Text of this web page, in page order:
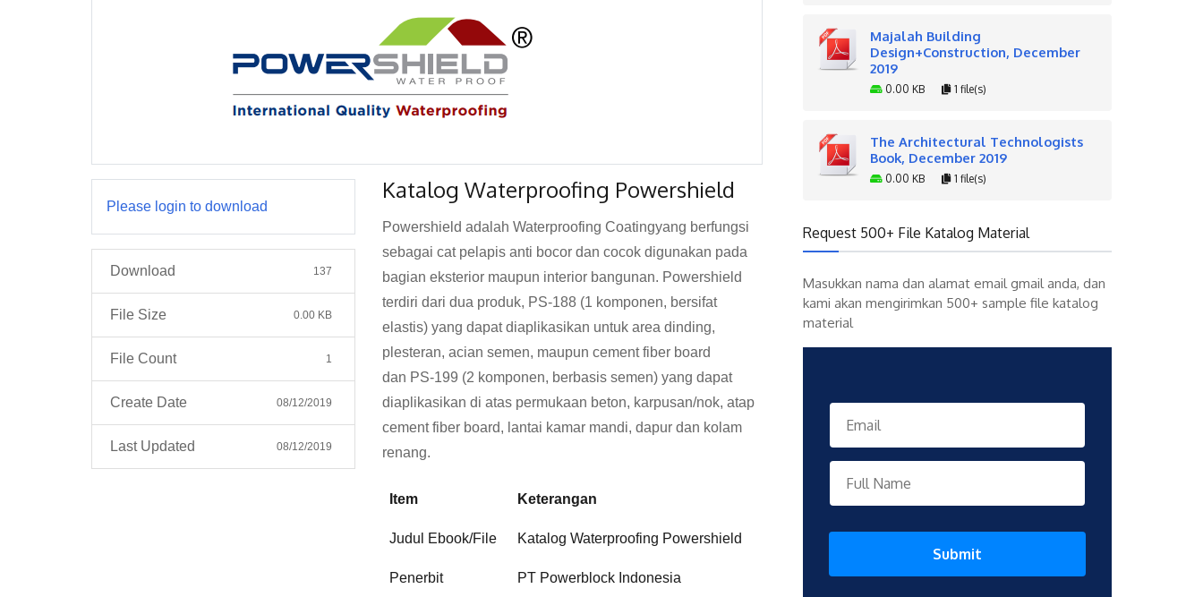
Please login to download
Download 137
File Size 0.00 KB
File Count 1
Create Date 08/12/2019
Last Updated 08/12/2019
Katalog Waterproofing Powershield
Powershield adalah Waterproofing Coatingyang berfungsi
sebagai cat pelapis anti bocor dan cocok digunakan pada
bagian eksterior maupun interior bangunan. Powershield
terdiri dari dua produk, PS-188 (1 komponen, bersifat
elastis) yang dapat diaplikasikan untuk area dinding,
plesteran, acian semen, maupun cement fiber board
dan PS-199 (2 komponen, berbasis semen) yang dapat
diaplikasikan di atas permukaan beton, karpusan/nok, atap
cement fiber board, lantai kamar mandi, dapur dan kolam
renang.
Item Keterangan
Judul Ebook/File Katalog Waterproofing Powershield
Penerbit PT Powerblock Indonesia
Majalah Building
Design+Construction, December
2019
0.00 KB 1 file(s)
The Architectural Technologists
Book, December 2019
0.00 KB 1 file(s)
Request 500+ File Katalog Material
Masukkan nama dan alamat email gmail anda, dan
kami akan mengirimkan 500+ sample file katalog
material
Submit